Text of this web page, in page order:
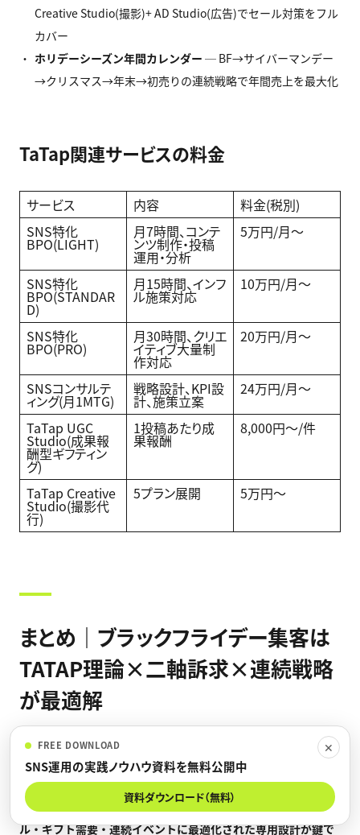
Creative Studio(撮影)+ AD Studio(広告)でセール対策をフル
カバー
ホリデーシーズン年間カレンダー ─ BF→サイバーマンデー
→クリスマス→年末→初売りの連続戦略で年間売上を最大化
TaTap関連サービスの料金
サービス 内容
料金(税別)
SNS特化
BPO(LIGHT)
月7時間、コンテ
ンツ制作・投稿
運用・分析
5万円/月〜
SNS特化
BPO(STANDAR
D)
月15時間、インフ
ル施策対応
10万円/月〜
SNS特化
BPO(PRO)
月30時間、クリエ
イティブ大量制
作対応
20万円/月〜
SNSコンサルテ
ィング(月1MTG)
戦略設計、KPI設
計、施策立案
24万円/月〜
TaTap UGC
Studio(成果報
酬型ギフティン
グ)
1投稿あたり成
果報酬
8,000円〜/件
TaTap Creative
Studio(撮影代
行)
5プラン展開 5万円〜
まとめ｜ブラックフライデー集客は
TATAP理論×二軸訴求×連続戦略
が最適解
【結論】Amazonブラックフライデー集客のSNS
TATAP理論で5ステップ設計+「自分用+ギフト用」二軸訴求+ホ
リデーシーズン連続戦略の3つを統合することで売上が桁違いに
変わります。プライムデー施策の使い回しではなく、7
日間セー
ル・ギフト需要・連続イベントに最適化された専用設計が鍵で
✕
FREE DOWNLOAD
SNS運用の実践ノウハウ資料を無料公開中
資料ダウンロード（無料）